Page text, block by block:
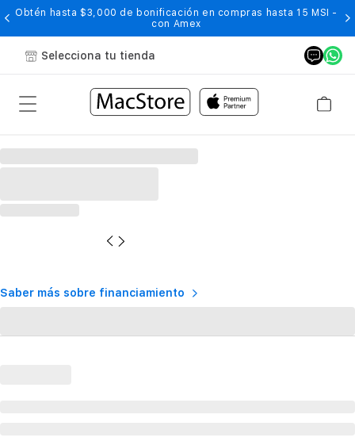
Obtén hasta $3,000 de bonificación en compras hasta 15 MSI -
con Amex
Selecciona tu tienda
Saber más sobre financiamiento